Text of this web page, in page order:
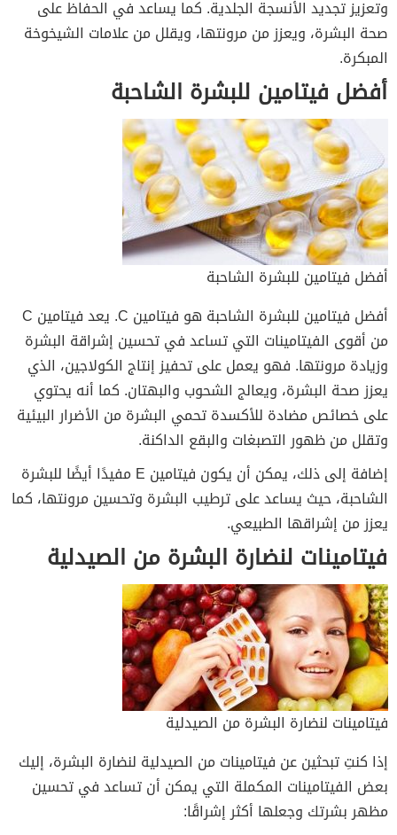
وتعزيز تجديد الأنسجة الجلدية. كما يساعد في الحفاظ على
صحة البشرة، ويعزز من مرونتها، ويقلل من علامات الشيخوخة
المبكرة.
أفضل فيتامين للبشرة الشاحبة
أفضل فيتامين للبشرة الشاحبة
أفضل فيتامين للبشرة الشاحبة هو فيتامين C. يعد فيتامين C
من أقوى الفيتامينات التي تساعد في تحسين إشراقة البشرة
وزيادة مرونتها. فهو يعمل على تحفيز إنتاج الكولاجين، الذي
يعزز صحة البشرة، ويعالج الشحوب والبهتان. كما أنه يحتوي
على خصائص مضادة للأكسدة تحمي البشرة من الأضرار البيئية
وتقلل من ظهور التصبغات والبقع الداكنة.
إضافة إلى ذلك، يمكن أن يكون فيتامين E مفيدًا أيضًا للبشرة
الشاحبة، حيث يساعد على ترطيب البشرة وتحسين مرونتها، كما
يعزز من إشراقها الطبيعي.
فيتامينات لنضارة البشرة من الصيدلية
فيتامينات لنضارة البشرة من الصيدلية
إذا كنتِ تبحثين عن فيتامينات من الصيدلية لنضارة البشرة، إليك
بعض الفيتامينات المكملة التي يمكن أن تساعد في تحسين
مظهر بشرتك وجعلها أكثر إشراقًا: